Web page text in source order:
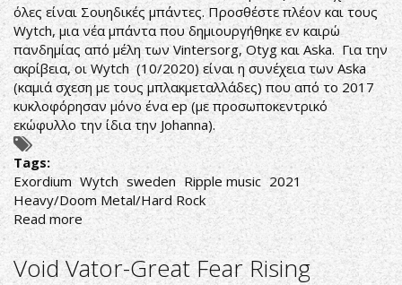
όλες είναι Σουηδικές μπάντες. Προσθέστε πλέον και τους
Wytch, μια νέα μπάντα που δημιουργήθηκε εν καιρώ
πανδημίας από μέλη των Vintersorg, Otyg και Aska. Για την
ακρίβεια, οι Wytch (10/2020) είναι η συνέχεια των Aska
(καμιά σχεση με τους μπλακμεταλλάδες) που από το 2017
κυκλοφόρησαν μόνο ένα ep (με προσωποκεντρικό
εκώφυλλο την ίδια την Johanna).
Tags:
Exordium Wytch sweden Ripple music 2021
Heavy/Doom Metal/Hard Rock
Read more about
Wytch-
Exordium
Void Vator-Great Fear Rising